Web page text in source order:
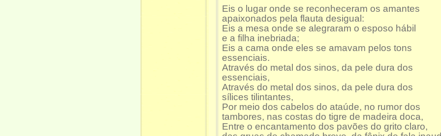
Eis o lugar onde se reconheceram os amantes
apaixonados pela flauta desigual:
Eis a mesa onde se alegraram o esposo hábil
e a filha inebriada;
Eis a cama onde eles se amavam pelos tons
essenciais.
Através do metal dos sinos, da pele dura dos
essenciais,
Através do metal dos sinos, da pele dura dos
sílices tilintantes,
Por meio dos cabelos do ataúde, no rumor dos
tambores, nas costas do tigre de madeira doca,
Entre o encantamento dos pavões do grito claro,